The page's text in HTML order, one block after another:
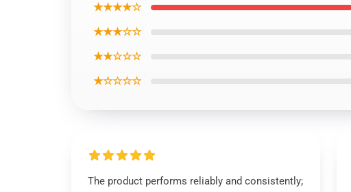
★★★★☆
★★★☆☆
★★☆☆☆
★☆☆☆☆
The product performs reliably and consistently;